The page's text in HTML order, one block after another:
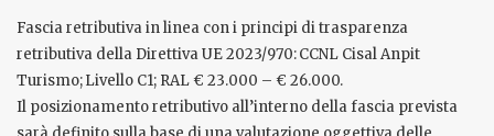
Fascia retributiva in linea con i principi di trasparenza
retributiva della Direttiva UE 2023/970: CCNL Cisal Anpit
Turismo; Livello C1; RAL € 23.000 – € 26.000.
Il posizionamento retributivo all’interno della fascia prevista